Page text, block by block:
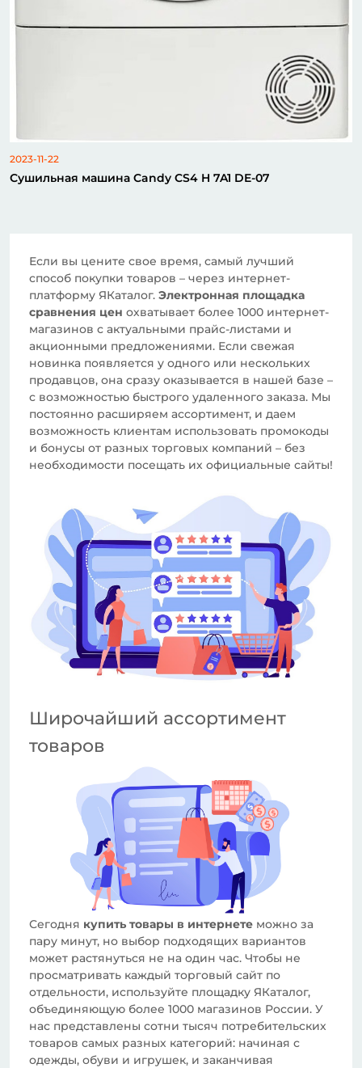
2023-11-22
Сушильная машина Candy CS4 H 7A1 DE-07
Если вы цените свое время, самый лучший
способ покупки товаров – через интернет-
платформу ЯКаталог. Электронная площадка
сравнения цен охватывает более 1000 интернет-
магазинов с актуальными прайс-листами и
акционными предложениями. Если свежая
новинка появляется у одного или нескольких
продавцов, она сразу оказывается в нашей базе –
с возможностью быстрого удаленного заказа. Мы
постоянно расширяем ассортимент, и даем
возможность клиентам использовать промокоды
и бонусы от разных торговых компаний – без
необходимости посещать их официальные сайты!
Широчайший ассортимент
товаров
Сегодня купить товары в интернете можно за
пару минут, но выбор подходящих вариантов
может растянуться не на один час. Чтобы не
просматривать каждый торговый сайт по
отдельности, используйте площадку ЯКаталог,
объединяющую более 1000 магазинов России. У
нас представлены сотни тысяч потребительских
товаров самых разных категорий: начиная с
одежды, обуви и игрушек, и заканчивая